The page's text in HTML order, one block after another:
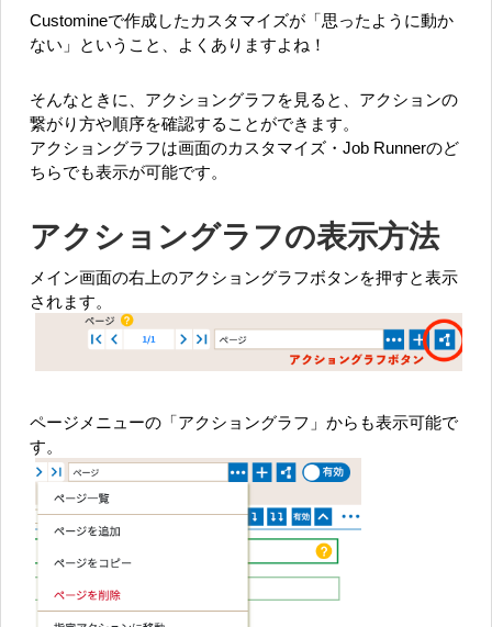
Customineで作成したカスタマイズが「思ったように動か
ない」ということ、よくありますよね！
そんなときに、アクショングラフを見ると、アクションの
繋がり方や順序を確認することができます。
アクショングラフは画面のカスタマイズ・Job Runnerのど
ちらでも表示が可能です。
アクショングラフの表示方法
メイン画面の右上のアクショングラフボタンを押すと表示
されます。
ページメニューの「アクショングラフ」からも表示可能で
す。